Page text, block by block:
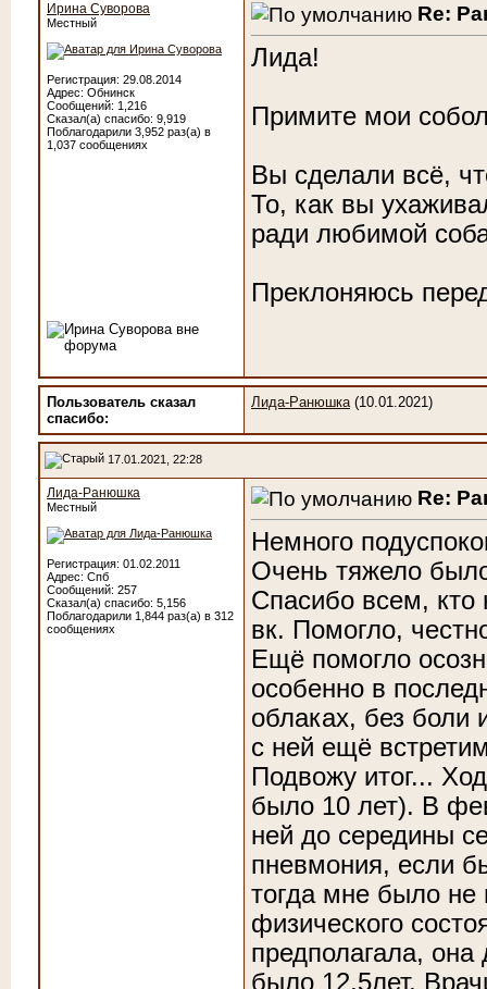
Ирина Суворова
Местный
Регистрация: 29.08.2014
Адрес: Обнинск
Сообщений: 1,216
Сказал(а) спасибо: 9,919
Поблагодарили 3,952 раз(а) в
1,037 сообщениях
Re:
Лида!
Примите мои
Вы сделали всё,
То, как вы
ради любимой
Преклоняюсь
Пользователь сказал
cпасибо:
Лида-Ранюшка(10.01.2021)
17.01.2021, 22:28
Лида-Ранюшка
Местный
Регистрация: 01.02.2011
Адрес: Спб
Сообщений: 257
Сказал(а) спасибо: 5,156
Поблагодарили 1,844 раз(а) в 312
сообщениях
Re:
Немного
Очень тяжело
Спасибо всем, кто
вк. Помогло,
Ещё помогло
особенно в
облаках, без боли
с ней ещё
Подвожу итог...
было 10 лет). В
ней до середины
пневмония, если
тогда мне было не
физического
предполагала, она
было 12,5лет.